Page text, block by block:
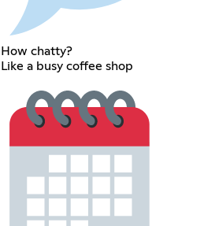
How chatty?
Like a busy coffee shop